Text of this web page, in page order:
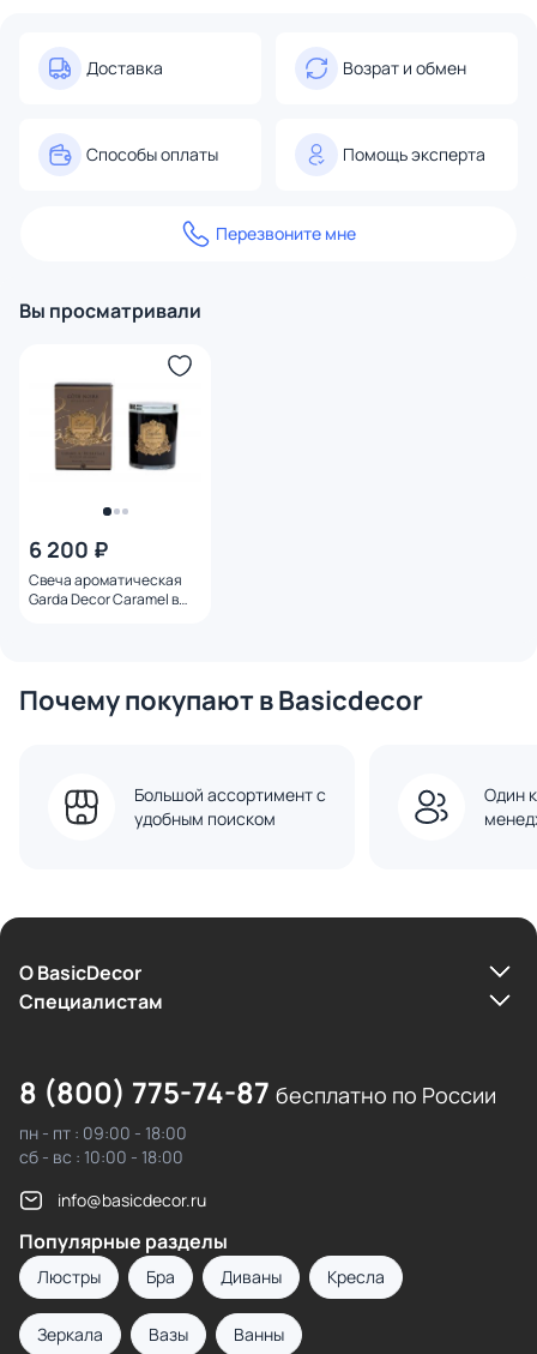
Доставка Возрат и обмен
Способы оплаты Помощь эксперта
Перезвоните мне
Вы просматривали
6 200 ₽
Свеча ароматическая
Garda Decor Caramel в
Почему покупают в Basicdecor
Большой ассортимент с
удобным поиском
Один
О BasicDecor
Cпециалистам
8 (800) 775-74-87 бесплатно по России
пн - пт : 09:00 - 18:00
сб - вс : 10:00 - 18:00
info@basicdecor.ru
Популярные разделы
Люстры Бра Диваны Кресла
Зеркала Вазы Ванны